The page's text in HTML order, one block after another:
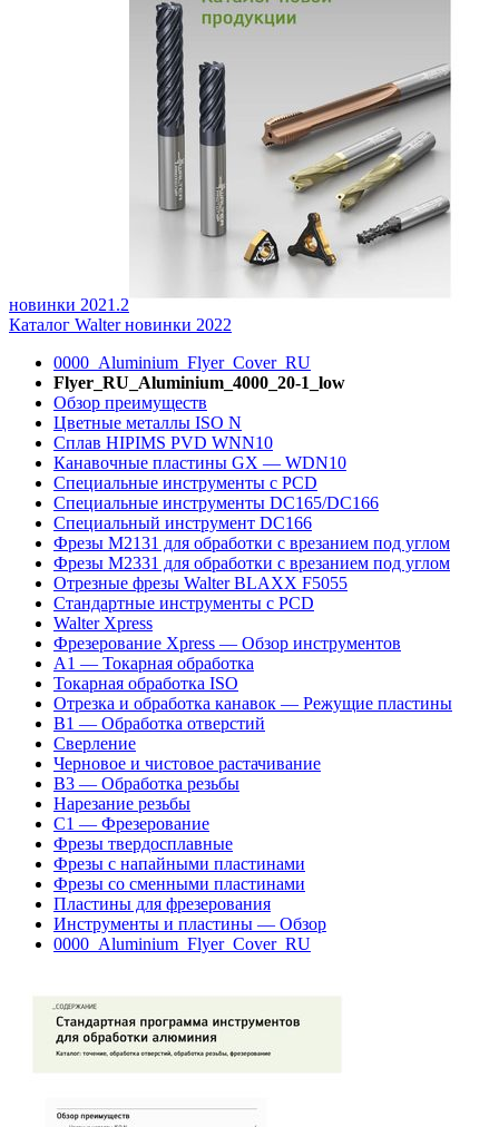
новинки 2021.2
Каталог Walter новинки 2022
0000_Aluminium_Flyer_Cover_RU
Flyer_RU_Aluminium_4000_20-1_low
Обзор преимуществ
Цветные металлы ISO N
Сплав HIPIMS PVD WNN10
Канавочные пластины GX — WDN10
Специальные инструменты с PCD
Специальные инструменты DC165/DC166
Специальный инструмент DC166
Фрезы M2131 для обработки с врезанием под углом
Фрезы M2331 для обработки с врезанием под углом
Отрезные фрезы Walter BLAXX F5055
Стандартные инструменты с PCD
Walter Xpress
Фрезерование Xpress — Обзор инструментов
A1 — Токарная обработка
Токарная обработка ISO
Отрезка и обработка канавок — Режущие пластины
B1 — Обработка отверстий
Сверление
Черновое и чистовое растачивание
B3 — Обработка резьбы
Нарезание резьбы
C1 — Фрезерование
Фрезы твердосплавные
Фрезы с напайными пластинами
Фрезы со сменными пластинами
Пластины для фрезерования
Инструменты и пластины — Обзор
0000_Aluminium_Flyer_Cover_RU